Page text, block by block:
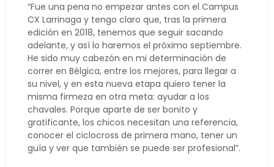
“Fue una pena no empezar antes con el Campus
CX Larrinaga y tengo claro que, tras la primera
edición en 2018, tenemos que seguir sacando
adelante, y así lo haremos el próximo septiembre.
He sido muy cabezón en mi determinación de
correr en Bélgica, entre los mejores, para llegar a
su nivel, y en esta nueva etapa quiero tener la
misma firmeza en otra meta: ayudar a los
chavales. Porque aparte de ser bonito y
gratificante, los chicos necesitan una referencia,
conocer el ciclocross de primera mano, tener un
guía y ver que también se puede ser profesional”.